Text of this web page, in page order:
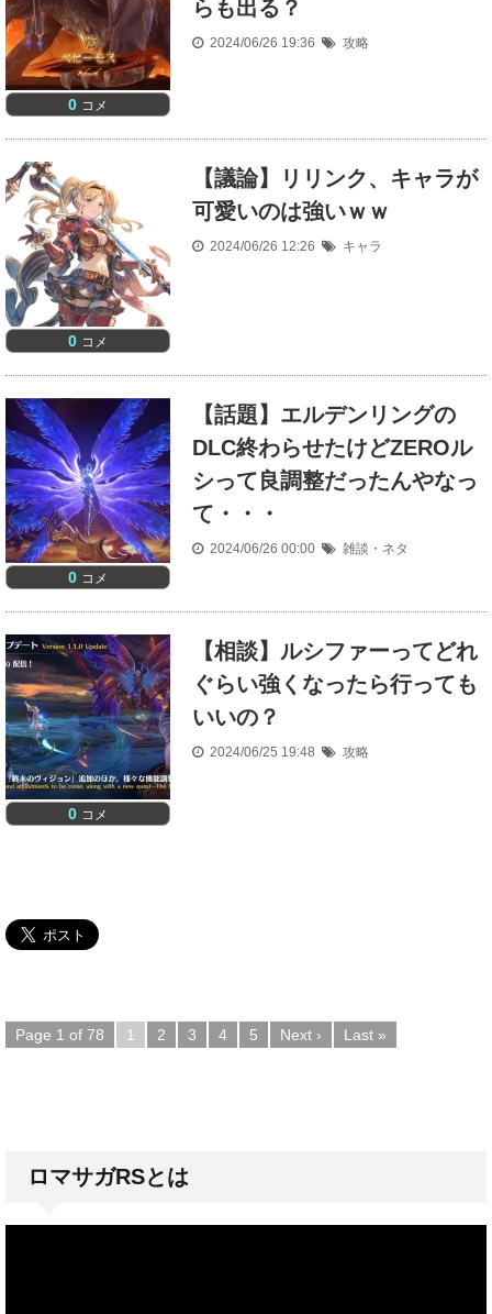
0 コメ
らも出る？
2024/06/26 19:36 攻略
0 コメ
【議論】リリンク、キャラが
可愛いのは強いｗｗ
2024/06/26 12:26 キャラ
0 コメ
【話題】エルデンリングの
DLC終わらせたけどZEROル
シって良調整だったんやなっ
て・・・
2024/06/26 00:00 雑談・ネタ
0 コメ
【相談】ルシファーってどれ
ぐらい強くなったら行っても
いいの？
2024/06/25 19:48 攻略
Page 1 of 78 1 2 3 4 5 Next › Last »
ロマサガRSとは